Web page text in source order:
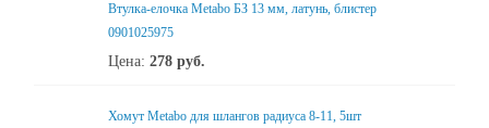
Втулка-елочка Metabo БЗ 13 мм, латунь, блистер
0901025975
Цена: 278 руб.
Хомут Metabo для шлангов радиуса 8-11, 5шт